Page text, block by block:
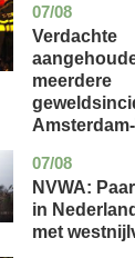
07/08
noord-
holland
nieuws
Verdachte
meerdere
07/08
utrecht
nieuws
NVWA:
in
met